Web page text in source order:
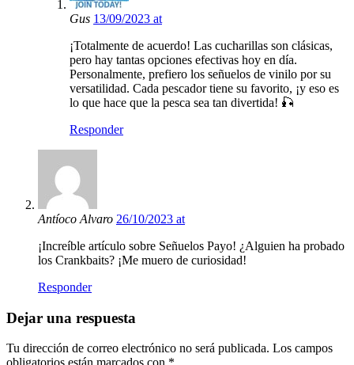
Gus 13/09/2023 at
¡Totalmente de acuerdo! Las cucharillas son clásicas,
pero hay tantas opciones efectivas hoy en día.
Personalmente, prefiero los señuelos de vinilo por su
versatilidad. Cada pescador tiene su favorito, ¡y eso es
lo que hace que la pesca sea tan divertida! 🎣
Responder
Antíoco Alvaro 26/10/2023 at
¡Increíble artículo sobre Señuelos Payo! ¿Alguien ha probado
los Crankbaits? ¡Me muero de curiosidad!
Responder
Dejar una respuesta
Tu dirección de correo electrónico no será publicada. Los campos